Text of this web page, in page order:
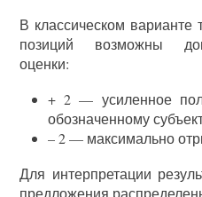
В классическом варианте
позиций возможны
оценки:
+ 2 — усиленное
обозначенному
– 2 — максимально
Для интерпретации